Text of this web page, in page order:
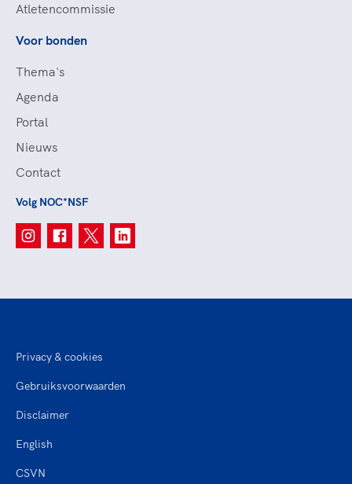
Atletencommissie
Voor bonden
Thema's
Agenda
Portal
Nieuws
Contact
Volg NOC*NSF
Privacy & cookies
Gebruiksvoorwaarden
Disclaimer
English
CSVN